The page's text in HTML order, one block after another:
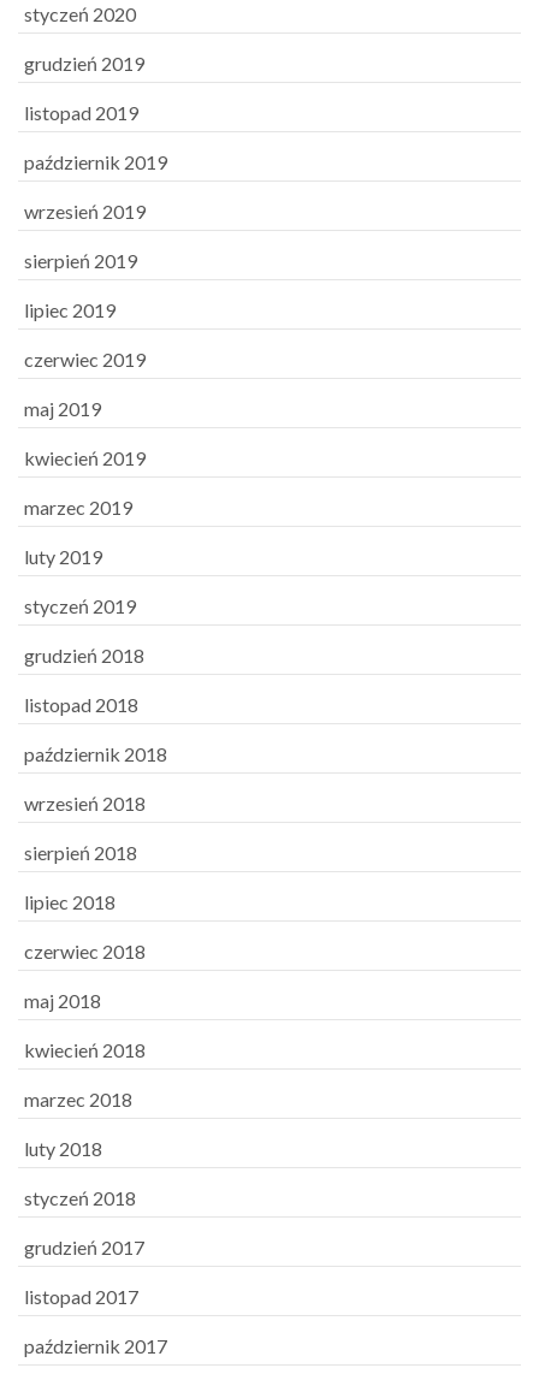
styczeń 2020
grudzień 2019
listopad 2019
październik 2019
wrzesień 2019
sierpień 2019
lipiec 2019
czerwiec 2019
maj 2019
kwiecień 2019
marzec 2019
luty 2019
styczeń 2019
grudzień 2018
listopad 2018
październik 2018
wrzesień 2018
sierpień 2018
lipiec 2018
czerwiec 2018
maj 2018
kwiecień 2018
marzec 2018
luty 2018
styczeń 2018
grudzień 2017
listopad 2017
październik 2017